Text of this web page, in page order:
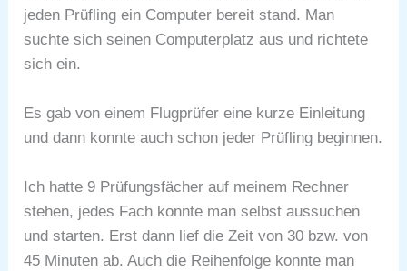
jeden Prüfling ein Computer bereit stand. Man
suchte sich seinen Computerplatz aus und richtete
sich ein.
Es gab von einem Flugprüfer eine kurze Einleitung
und dann konnte auch schon jeder Prüfling beginnen.
Ich hatte 9 Prüfungsfächer auf meinem Rechner
stehen, jedes Fach konnte man selbst aussuchen
und starten. Erst dann lief die Zeit von 30 bzw. von
45 Minuten ab. Auch die Reihenfolge konnte man